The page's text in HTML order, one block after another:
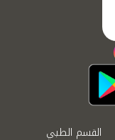
القسم الطبي